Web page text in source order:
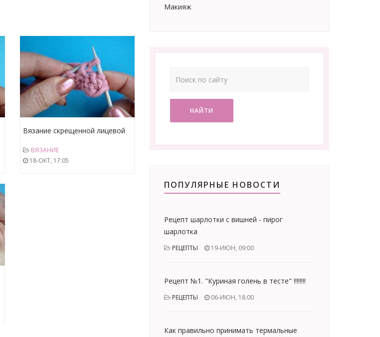
Вязание скрещенной лицевой
спицах Knitting basics stitch
ВЯЗАНИЕ
18-ОКТ, 17:05
Макияж
НАЙТИ
ПОПУЛЯРНЫЕ НОВОСТИ
Рецепт шарлотки с вишней - пирог
шарлотка
РЕЦЕПТЫ 19-ИЮН, 09:00
Рецепт №1. "Куриная голень в тесте" !!!!!!!!
РЕЦЕПТЫ 06-ИЮН, 18:00
Как правильно принимать термальные